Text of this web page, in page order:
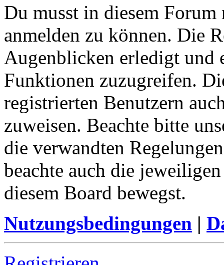
Du musst in diesem
anmelden zu können. Die
Augenblicken erledigt und
Funktionen zuzugreifen.
registrierten Benutzern
zuweisen. Beachte bitte
die verwandten
beachte auch die
diesem Board bewegst.
Nutzungsbedingungen |